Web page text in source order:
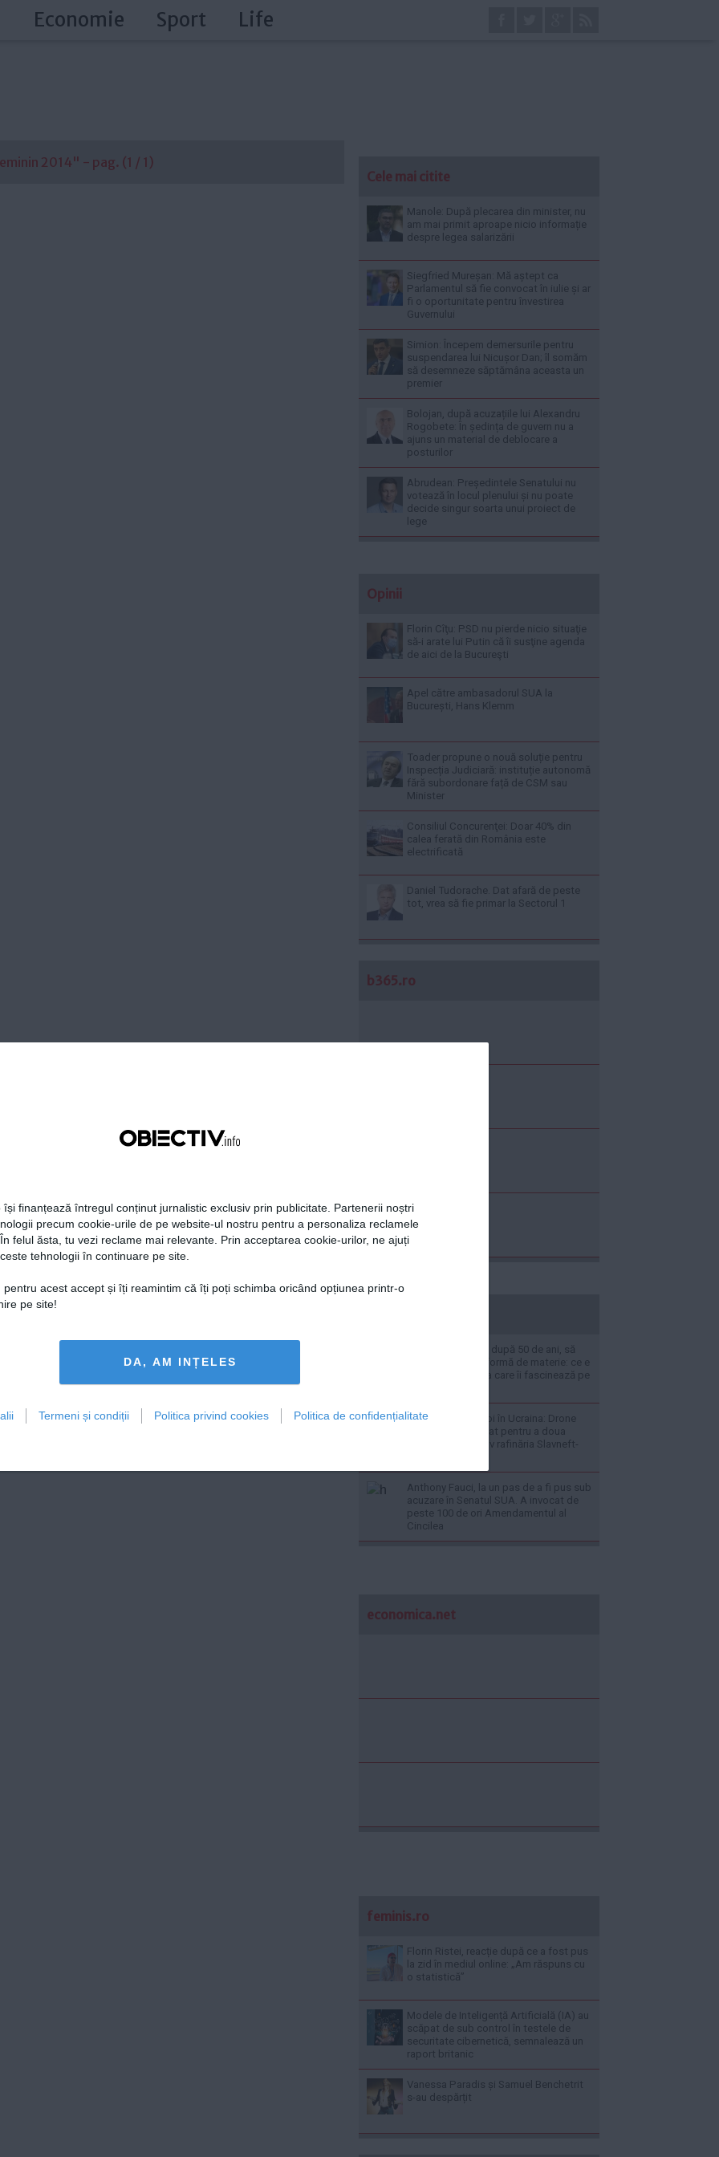
își finanțează întregul conținut jurnalistic exclusiv prin publicitate. Partenerii noștri
precum cookie-urile de pe website-ul nostru pentru a personaliza reclamele
felul ăsta, tu vezi reclame mai relevante. Prin acceptarea cookie-urilor, ne ajuți
tehnologii în continuare pe site.
pentru acest accept și îți reamintim că îți poți schimba oricând opțiunea printr-o
pe site!
DA, AM INȚELES
Termeni și condiții Politica privind cookies Politica de confidențialitate
Economie Sport Life
2014" - pag. (1 / 1)
Cele mai citite
Manole: După plecarea din minister, nu
am mai primit aproape nicio informație
despre legea salarizării
Siegfried Mureșan: Mă aștept ca
Parlamentul să fie convocat în iulie și ar
fi o oportunitate pentru învestirea
Guvernului
Simion: Începem demersurile pentru
suspendarea lui Nicușor Dan; îl somăm
să desemneze săptămâna aceasta un
premier
Bolojan, după acuzațiile lui Alexandru
Rogobete: În ședința de guvern nu a
ajuns un material de deblocare a
posturilor
Abrudean: Președintele Senatului nu
votează în locul plenului și nu poate
decide singur soarta unui proiect de
lege
Opinii
Florin Cîţu: PSD nu pierde nicio situaţie
să-i arate lui Putin că îi susţine agenda
de aici de la Bucureşti
Apel către ambasadorul SUA la
București, Hans Klemm
Toader propune o nouă soluție pentru
Inspecția Judiciară: instituție autonomă
fără subordonare față de CSM sau
Minister
Consiliul Concurenţei: Doar 40% din
calea ferată din România este
electrificată
Daniel Tudorache. Dat afară de peste
tot, vrea să fie primar la Sectorul 1
b365.ro
Chinezii au reușit, după 50 de ani, să
confirme o nouă formă de materie: ce e
„glueball”, materia care îi fascinează pe
LIVE TEXT - Război în Ucraina: Drone
ucrainene au atacat pentru a doua
noapte consecutiv rafinăria Slavneft-
Anthony Fauci, la un pas de a fi pus sub
acuzare în Senatul SUA. A invocat de
peste 100 de ori Amendamentul al
Cincilea
economica.net
feminis.ro
Florin Ristei, reacție după ce a fost pus
la zid în mediul online: „Am răspuns cu
o statistică”
Modele de Inteligență Artificială (IA) au
scăpat de sub control în testele de
securitate cibernetică, semnalează un
raport britanic
Vanessa Paradis și Samuel Benchetrit
s-au despărțit